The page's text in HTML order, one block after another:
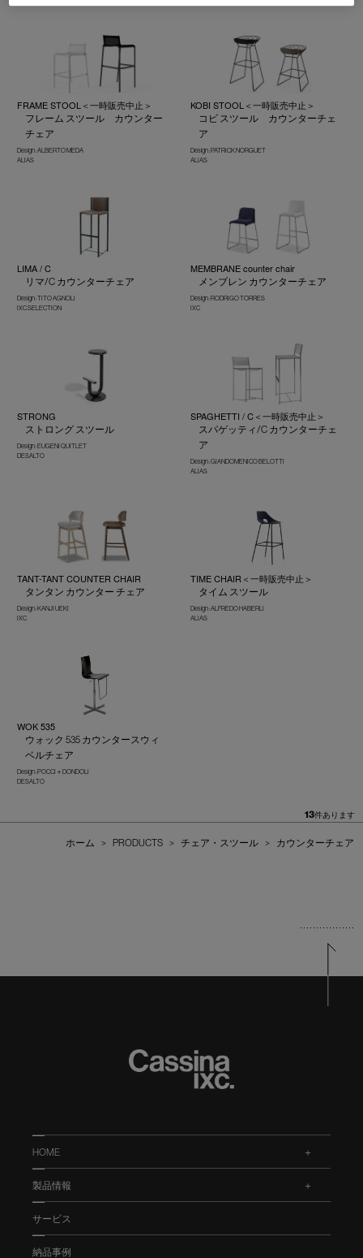
FRAME STOOL＜一時販売中止＞
フレーム スツール カウンター
チェア
Design : ALBERTO MEDA
ALIAS
KOBI STOOL＜一時販売中止＞
コビ スツール カウンターチェ
ア
Design : PATRICK NORGUET
ALIAS
LIMA / C
リマ/C カウンターチェア
Design : TITO AGNOLI
IXC SELECTION
MEMBRANE counter chair
メンブレン カウンターチェア
Design : RODRIGO TORRES
IXC
STRONG
ストロング スツール
Design : EUGENI QUITLET
DESALTO
SPAGHETTI / C＜一時販売中止＞
スパゲッティ/C カウンターチェ
ア
Design : GIANDOMENICO BELOTTI
ALIAS
TANT-TANT COUNTER CHAIR
タンタン カウンター チェア
Design : KANJI UEKI
IXC
TIME CHAIR＜一時販売中止＞
タイム スツール
Design : ALFREDO HABERLI
ALIAS
WOK 535
ウォック 535 カウンタースウィ
ベルチェア
Design : POCCI＋DONDOLI
DESALTO
13件あります
ホーム > PRODUCTS > チェア・スツール > カウンターチェア
HOME
製品情報
サービス
納品事例